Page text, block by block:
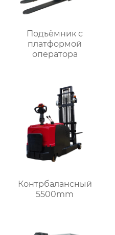
Подъёмник с
платформой
оператора
Контрбалансный
5500mm